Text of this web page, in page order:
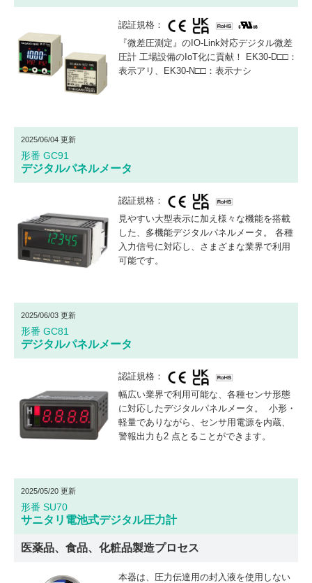
認証規格：
『微差圧測定』のIO-Link対応デジタル微差
圧計 工場設備のIoT化に貢献！ EK30-D□□：
表示アリ、EK30-N□□：表示ナシ
2025/06/04 更新
形番 GC91
デジタルパネルメータ
認証規格：
見やすい大型表示に加え様々な機能を搭載
した、多機能デジタルパネルメータ。 各種
入力信号に対応し、さまざまな業界で利用
可能です。
2025/06/03 更新
形番 GC81
デジタルパネルメータ
認証規格：
幅広い業界で利用可能な、各種センサ形態
に対応したデジタルパネルメータ。 小形・
軽量でありながら、センサ用電源を内蔵、
警報出力も2 点とることができます。
2025/05/20 更新
形番 SU70
サニタリ電池式デジタル圧力計
医薬品、食品、化粧品製造プロセス
本器は、圧力伝達用の封入液を使用しない